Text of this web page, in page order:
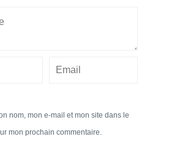
nom, mon e-mail et mon site dans le
mon prochain commentaire.